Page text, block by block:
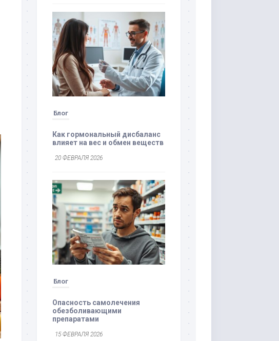
Блог
Как гормональный дисбаланс
влияет на вес и обмен веществ
20 ФЕВРАЛЯ 2026
Блог
Опасность самолечения
обезболивающими
препаратами
15 ФЕВРАЛЯ 2026